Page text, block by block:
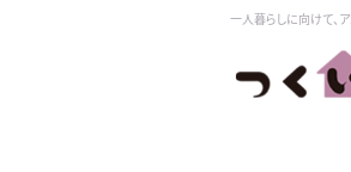
一人暮らしに向けて、